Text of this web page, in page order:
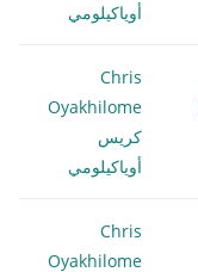
أوياكيلومي
Chris
Oyakhilome
كريس
أوياكيلومي
Chris
Oyakhilome